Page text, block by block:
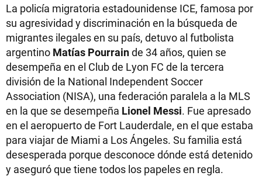
La policía migratoria estadounidense ICE, famosa por
su agresividad y discriminación en la búsqueda de
migrantes ilegales en su país, detuvo al futbolista
argentino Matías Pourrainde 34 años, quien se
desempeña en el Club de Lyon FC de la tercera
división de la National Independent Soccer
Association (NISA), una federación paralela a la MLS
en la que se desempeña Lionel Messi. Fue apresado
en el aeropuerto de Fort Lauderdale, en el que estaba
para viajar de Miami a Los Ángeles. Su familia está
desesperada porque desconoce dónde está detenido
y aseguró que tiene todos los papeles en regla.